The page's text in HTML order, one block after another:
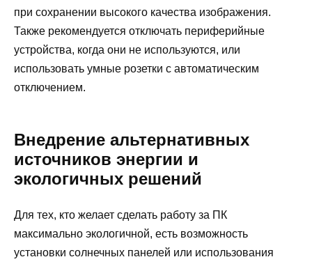
при сохранении высокого качества изображения.
Также рекомендуется отключать периферийные
устройства, когда они не используются, или
использовать умные розетки с автоматическим
отключением.
Внедрение альтернативных
источников энергии и
экологичных решений
Для тех, кто желает сделать работу за ПК
максимально экологичной, есть возможность
установки солнечных панелей или использования